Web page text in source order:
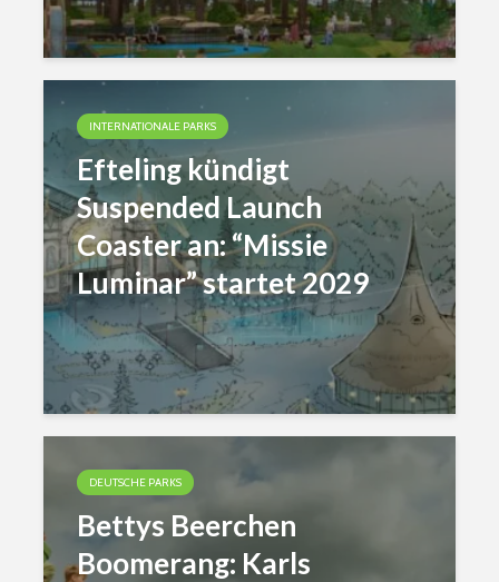
INTERNATIONALE PARKS
Efteling kündigt
Suspended Launch
Coaster an: “Missie
Luminar” startet 2029
DEUTSCHE PARKS
Bettys Beerchen
Boomerang: Karls